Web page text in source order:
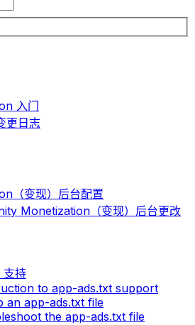
入门
更日志
（变现）后台配置
Monetization（变现）后台更改
持
to app-ads.txt support
an app-ads.txt file
the app-ads.txt file